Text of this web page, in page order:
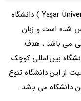
: به ترکی استانبولی ( Yaşar Üniversitesi ) دانشگاه
است که در سال 2001 تاسیس شده است و زبان
می باشد ، هدف
بین‌المللی کوچک
از این دانشگاه تنوع